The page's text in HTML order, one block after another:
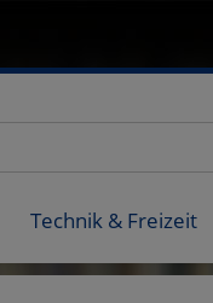
Technik & Freizeit